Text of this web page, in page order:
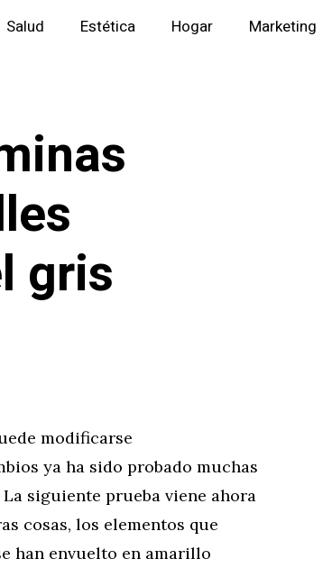
Salud Estética Hogar Marketing
gris
modificarse
ya ha sido probado muchas
siguiente prueba viene ahora
cosas, los elementos que
han envuelto en amarillo